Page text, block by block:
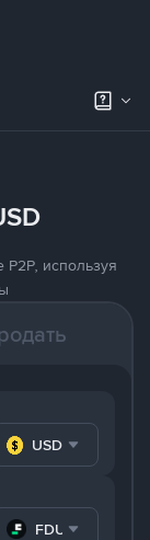
используя
USD
FDUSD